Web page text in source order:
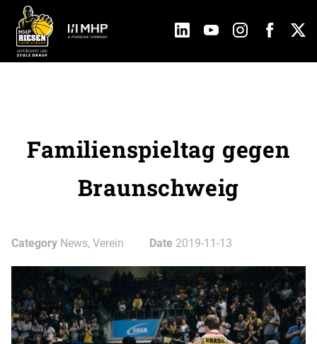
Familienspieltag gegen
Braunschweig
Category News, Verein Date 2019-11-13